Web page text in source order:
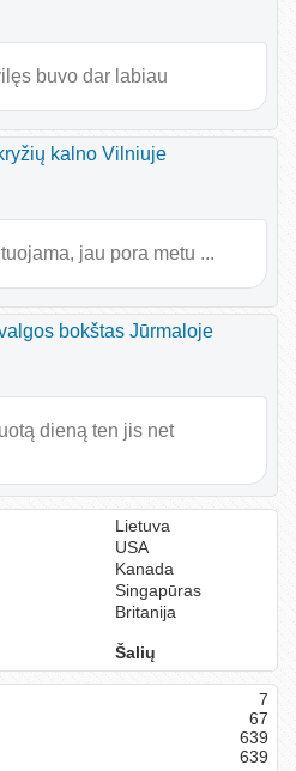
buvo dar labiau
kalno Vilniuje
jau pora metu ...
bokštas Jūrmaloje
dieną ten jis net
Lietuva
USA
Kanada
Singapūras
Britanija
Šalių
7
67
639
639